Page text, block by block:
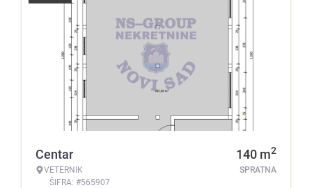
Centar
VETERNIK
ŠIFRA: #565907
140 m2
SPRATNA